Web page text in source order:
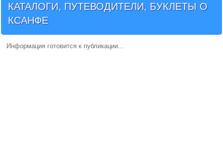
КАТАЛОГИ, ПУТЕВОДИТЕЛИ, БУКЛЕТЫ О
КСАНФЕ
Информация готовится к публикации...